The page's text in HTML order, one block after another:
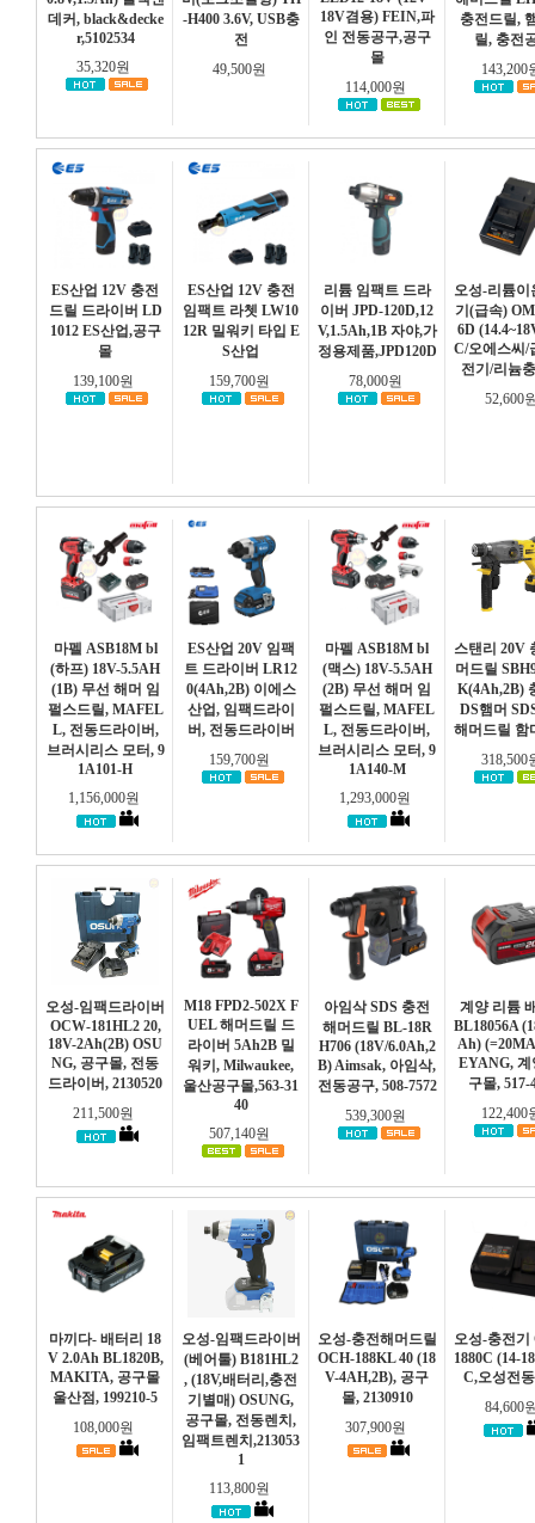
데커, black&decke
r,5102534
35,320원
-H400 3.6V, USB충
전
49,500원
18V겸용) FEIN,파
인 전동공구,공구
몰
114,000원
충전드릴,
릴, 충전
143,200
ES산업 12V 충전
드릴 드라이버 LD
1012 ES산업,공구
몰
139,100원
ES산업 12V 충전
임팩트 라쳇 LW10
12R 밀워키 타입 E
S산업
159,700원
리튬 임팩트 드라
이버 JPD-120D,12
V,1.5Ah,1B 자야,가
정용제품,JPD120D
78,000원
오성-리튬이
기(급속)
6D
C/오에스씨/
전기/리늄
52,600
마펠 ASB18M bl
(하프) 18V-5.5AH
(1B) 무선 해머 임
펄스드릴, MAFEL
L, 전동드라이버,
브러시리스 모터, 9
1A101-H
1,156,000원
ES산업 20V 임팩
트 드라이버 LR12
0(4Ah,2B) 이에스
산업, 임팩드라이
버, 전동드라이버
159,700원
마펠 ASB18M bl
(맥스) 18V-5.5AH
(2B) 무선 해머 임
펄스드릴, MAFEL
L, 전동드라이버,
브러시리스 모터, 9
1A140-M
1,293,000원
스탠리 20V
머드릴
K(4Ah,2B)
DS햄머
해머드릴 함
318,500
오성-임팩드라이버
OCW-181HL2 20,
18V-2Ah(2B) OSU
NG, 공구몰, 전동
드라이버, 2130520
211,500원
M18 FPD2-502X F
UEL 해머드릴 드
라이버 5Ah2B 밀
워키, Milwaukee,
울산공구몰,563-31
40
507,140원
아임삭 SDS 충전
해머드릴 BL-18R
H706 (18V/6.0Ah,2
B) Aimsak, 아임삭,
전동공구, 508-7572
539,300원
계양 리튬
BL18056A
Ah)
EYANG, 계
구몰, 517-
122,400
마끼다- 배터리 18
V 2.0Ah BL1820B,
MAKITA, 공구몰
울산점, 199210-5
108,000원
오성-임팩드라이버
(베어툴) B181HL2
, (18V,배터리,충전
기별매) OSUNG,
공구몰, 전동렌치,
임팩트렌치,213053
1
113,800원
오성-충전해머드릴
OCH-188KL 40 (18
V-4AH,2B), 공구
몰, 2130910
307,900원
오성-충전기
1880C (14-
C,오성전
84,600